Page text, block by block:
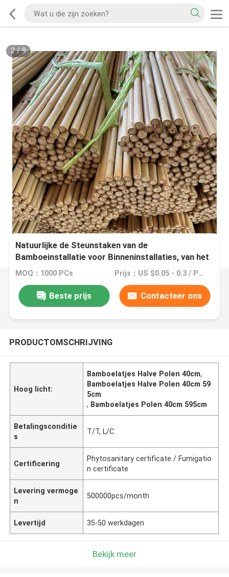
2/9
Natuurlijke de Steunstaken van de
Bamboeinstallatie voor Binneninstallaties, van het
de Tuinbamboe van Polen van Bamboestokken
MOQ：1000 PCs Prijs：US $0.05 - 0.3 / Pieces
Beste prijs Contacteer ons
PRODUCTOMSCHRIJVING
Hoog licht:
Bamboelatjes Halve Polen 40cm,
Bamboelatjes Halve Polen 40cm 59
5cm
, Bamboelatjes Polen 40cm 595cm
Betalingsconditie
s
T/T, L/C
Certificering
Phytosanitary certificate / Fumigatio
n certificate
Levering vermoge
n
500000pcs/month
Levertijd 35-50 werkdagen
Bekijk meer